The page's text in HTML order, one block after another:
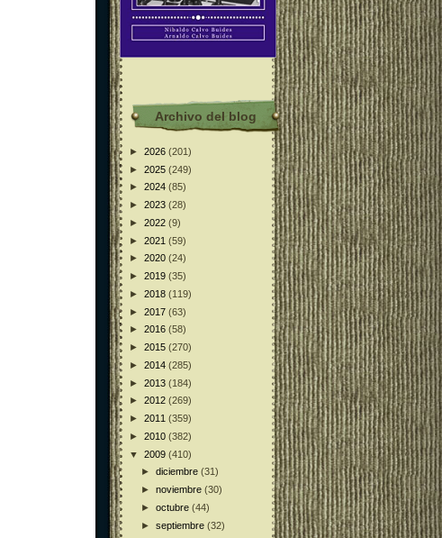
Archivo del blog
► 2026 (201)
► 2025 (249)
► 2024 (85)
► 2023 (28)
► 2022 (9)
► 2021 (59)
► 2020 (24)
► 2019 (35)
► 2018 (119)
► 2017 (63)
► 2016 (58)
► 2015 (270)
► 2014 (285)
► 2013 (184)
► 2012 (269)
► 2011 (359)
► 2010 (382)
▼ 2009 (410)
►diciembre(31)
►noviembre(30)
►octubre(44)
►septiembre(32)